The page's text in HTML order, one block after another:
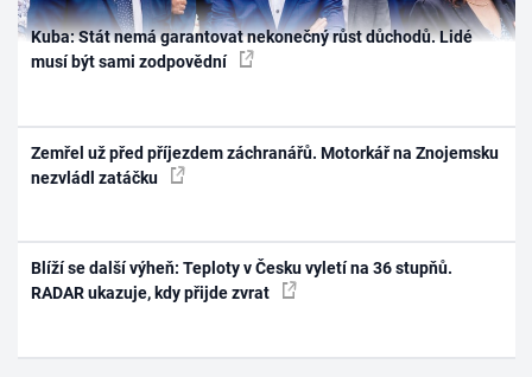
Kuba: Stát nemá garantovat nekonečný růst důchodů. Lidé
musí být sami zodpovědní
Zemřel už před příjezdem záchranářů. Motorkář na Znojemsku
nezvládl zatáčku
Blíží se další výheň: Teploty v Česku vyletí na 36 stupňů.
RADAR ukazuje, kdy přijde zvrat